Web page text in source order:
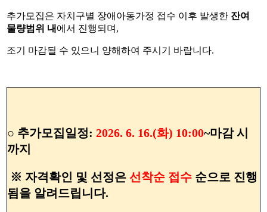
추가모집은 자치구별 장애아동가정 접수 이후 발생한 잔여
물량범위 내 에서 진행되며,
조기 마감될 수 있으니 양해하여 주시기 바랍니다.
○ 추가모집일정: 2026. 6. 16.(화) 10:00~마감 시
까지
※ 자격확인 및 선정은 선착순 접수 순으로 진행
됨을 알려드립니다.